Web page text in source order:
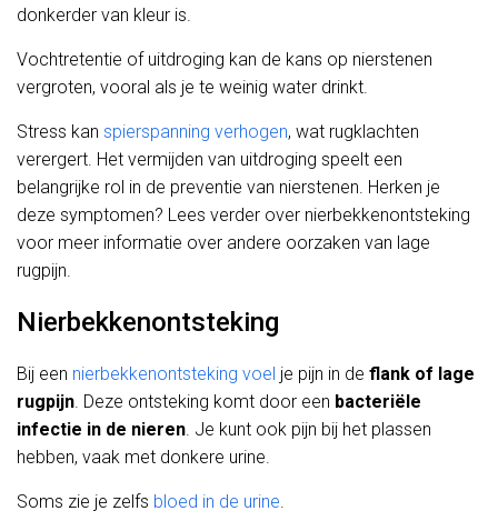
donkerder van kleur is.
Vochtretentie of uitdroging kan de kans op nierstenen
vergroten, vooral als je te weinig water drinkt.
Stress kan spierspanning verhogen, wat rugklachten
verergert. Het vermijden van uitdroging speelt een
belangrijke rol in de preventie van nierstenen. Herken je
deze symptomen? Lees verder over nierbekkenontsteking
voor meer informatie over andere oorzaken van lage
rugpijn.
Nierbekkenontsteking
Bij een nierbekkenontsteking voel je pijn in de flank of lage
rugpijn. Deze ontsteking komt door een bacteriële
infectie in de nieren. Je kunt ook pijn bij het plassen
hebben, vaak met donkere urine.
Soms zie je zelfs bloed in de urine.